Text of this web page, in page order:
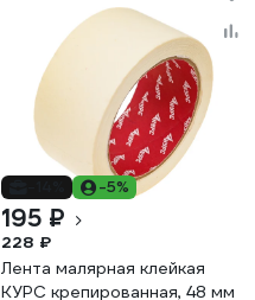
-5%
195 ₽
228 ₽
Лента малярная клейкая
КУРС крепированная, 48 мм